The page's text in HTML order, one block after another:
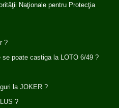
Naţionale pentru Protecţia
?
poate castiga la LOTO 6/49 ?
la JOKER ?
?